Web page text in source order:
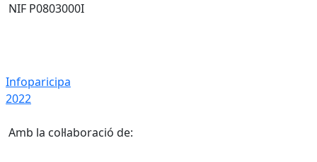
NIF P0803000I
Infoparicipa
2022
Amb la col·laboració de: